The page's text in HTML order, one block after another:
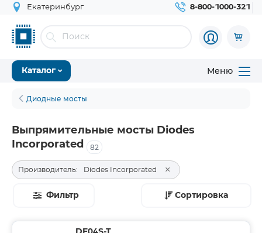
Екатеринбург 8-800-1000-321
Каталог Меню
Диодные мосты
Выпрямительные мосты Diodes
Incorporated
82
Производитель: Diodes Incorporated ×
Фильтр Сортировка